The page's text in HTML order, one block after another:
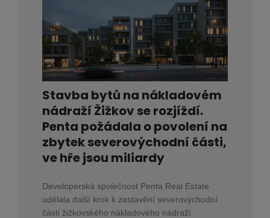
Stavba bytů na nákladovém
nádraží Žižkov se rozjíždí.
Penta požádala o povolení na
zbytek severovýchodní části,
ve hře jsou miliardy
Developerská společnost Penta Real Estate
udělala další krok k zastavění severovýchodní
části žižkovského nákladového nádraží.